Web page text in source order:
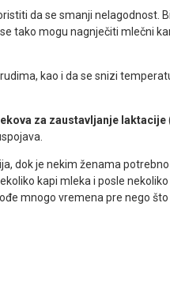
da se smanji nelagodnost.
tako mogu nagnječiti mlečni
kao i da se snizi
za zaustavljanje laktacije
dok je nekim ženama
kapi mleka i posle
mnogo vremena pre nego